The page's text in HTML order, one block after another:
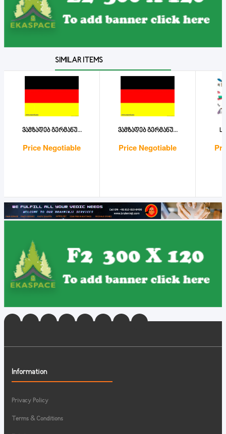
SIMILAR ITEMS
ვამზადებ გერმანუ...
Price Negotiable
ვამზადებ გერმანუ...
Price Negotiable
Information
Privacy Policy
Terms & Conditions